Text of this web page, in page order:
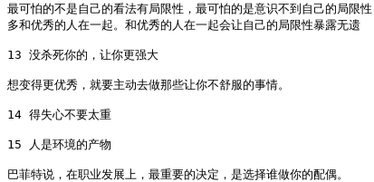
最可怕的不是自己的看法有局限性，最可怕的是意识不到自己的局限性
多和优秀的人在一起。和优秀的人在一起会让自己的局限性暴露无遗
13 没杀死你的，让你更强大
想变得更优秀，就要主动去做那些让你不舒服的事情。
14 得失心不要太重
15 人是环境的产物
巴菲特说，在职业发展上，最重要的决定，是选择谁做你的配偶。